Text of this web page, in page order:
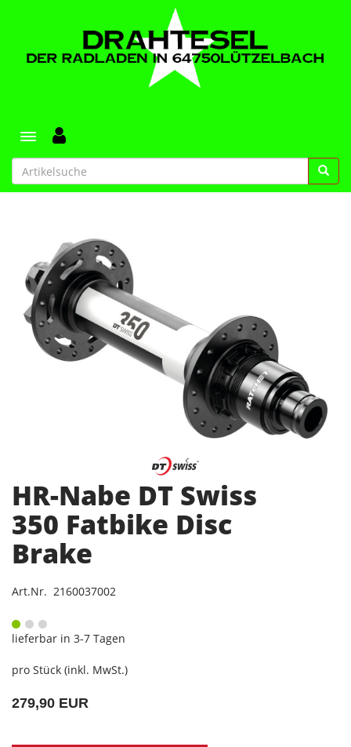
Toggle navigation
HR-Nabe DT Swiss
350 Fatbike Disc
Brake
Art.Nr. 2160037002
lieferbar in 3-7 Tagen
pro Stück (inkl. MwSt.)
279,90 EUR